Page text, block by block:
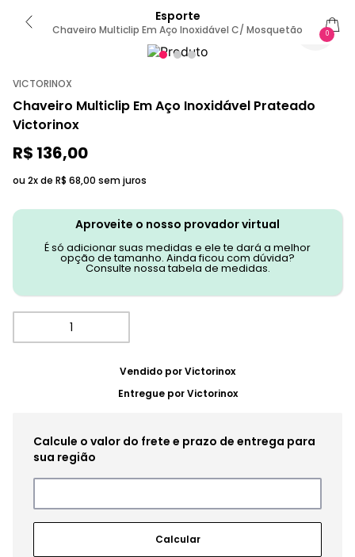
Esporte
Chaveiro Multiclip Em Aço Inoxidável C/ Mosquetão 0
VICTORINOX
Chaveiro Multiclip Em Aço Inoxidável Prateado
Victorinox
R$ 136,00
ou 2x de R$ 68,00 sem juros
Aproveite o nosso provador virtual
É só adicionar suas medidas e ele te dará a melhor
opção de tamanho. Ainda ficou com dúvida?
Consulte nossa tabela de medidas.
Vendido porVictorinox
Entregue porVictorinox